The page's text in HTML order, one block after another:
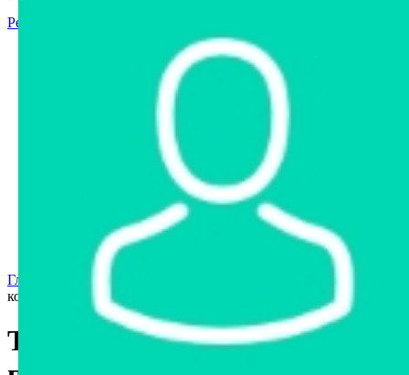
Регистрация
Интернет-магазин
Интернет-витрина
Арестованное имущество
Реестр несостоявшихся торгов
Реестр переоценок
Государственное имущество
Главная страница
колесный погрузчик Weidemann 3080 LTP, 2019
Телескопический колесный